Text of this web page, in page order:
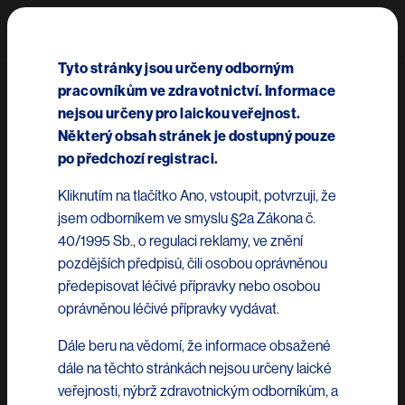
Přejít k hlavnímu obsahu
Kardiologie
Mechanismus účinku
přípravku Entresto™
Preparát EntrestoTMobsahuje v jednom molekulárním
komplexu blokátor AT1 receptoru valsartan a proléčivo
Tyto stránky jsou určeny odborným
pracovníkům ve zdravotnictví. Informace
nejsou určeny pro laickou veřejnost.
Některý obsah stránek je dostupný pouze
po předchozí registraci.
Kliknutím na tlačítko Ano, vstoupit, potvrzuji, že
jsem odborníkem ve smyslu §2a Zákona č.
40/1995 Sb., o regulaci reklamy, ve znění
pozdějších předpisů, čili osobou oprávněnou
předepisovat léčivé přípravky nebo osobou
oprávněnou léčivé přípravky vydávat.
Dále beru na vědomí, že informace obsažené
dále na těchto stránkách nejsou určeny laické
veřejnosti, nýbrž zdravotnickým odborníkům, a